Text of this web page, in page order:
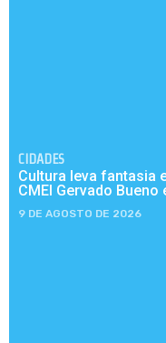
CIDADES
Cultura leva fantasia
CMEI Gervado
9 DE AGOSTO DE 2026